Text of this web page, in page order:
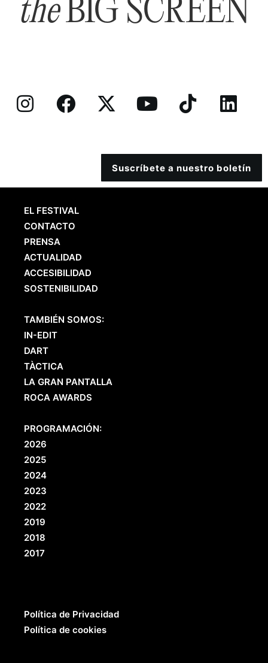
theBIG SCREEN
Suscríbete a nuestro boletín
EL FESTIVAL
CONTACTO
PRENSA
ACTUALIDAD
ACCESIBILIDAD
SOSTENIBILIDAD
TAMBIÉN SOMOS:
IN-EDIT
DART
TÀCTICA
LA GRAN PANTALLA
ROCA AWARDS
PROGRAMACIÓN:
2026
2025
2024
2023
2022
2019
2018
2017
Política de Privacidad
Política de cookies